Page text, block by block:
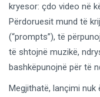
kryesor: çdo video në
Përdoruesit mund të
(“prompts”), të
të shtojnë muzikë,
bashkëpunojnë për të
Megjithatë, lançimi